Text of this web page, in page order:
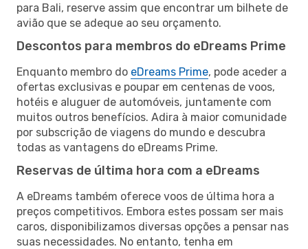
para Bali, reserve assim que encontrar um bilhete de
avião que se adeque ao seu orçamento.
Descontos para membros do eDreams Prime
Enquanto membro do eDreams Prime, pode aceder a
ofertas exclusivas e poupar em centenas de voos,
hotéis e aluguer de automóveis, juntamente com
muitos outros benefícios. Adira à maior comunidade
por subscrição de viagens do mundo e descubra
todas as vantagens do eDreams Prime.
Reservas de última hora com a eDreams
A eDreams também oferece voos de última hora a
preços competitivos. Embora estes possam ser mais
caros, disponibilizamos diversas opções a pensar nas
suas necessidades. No entanto, tenha em